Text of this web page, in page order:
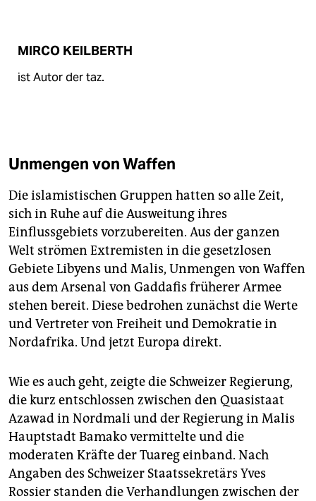
MIRCO KEILBERTH
ist Autor der taz.
Unmengen von Waffen
Die islamistischen Gruppen hatten so alle Zeit,
sich in Ruhe auf die Ausweitung ihres
Einflussgebiets vorzubereiten. Aus der ganzen
Welt strömen Extremisten in die gesetzlosen
Gebiete Libyens und Malis, Unmengen von Waffen
aus dem Arsenal von Gaddafis früherer Armee
stehen bereit. Diese bedrohen zunächst die Werte
und Vertreter von Freiheit und Demokratie in
Nordafrika. Und jetzt Europa direkt.
Wie es auch geht, zeigte die Schweizer Regierung,
die kurz entschlossen zwischen den Quasistaat
Azawad in Nordmali und der Regierung in Malis
Hauptstadt Bamako vermittelte und die
moderaten Kräfte der Tuareg einband. Nach
Angaben des Schweizer Staatssekretärs Yves
Rossier standen die Verhandlungen zwischen der